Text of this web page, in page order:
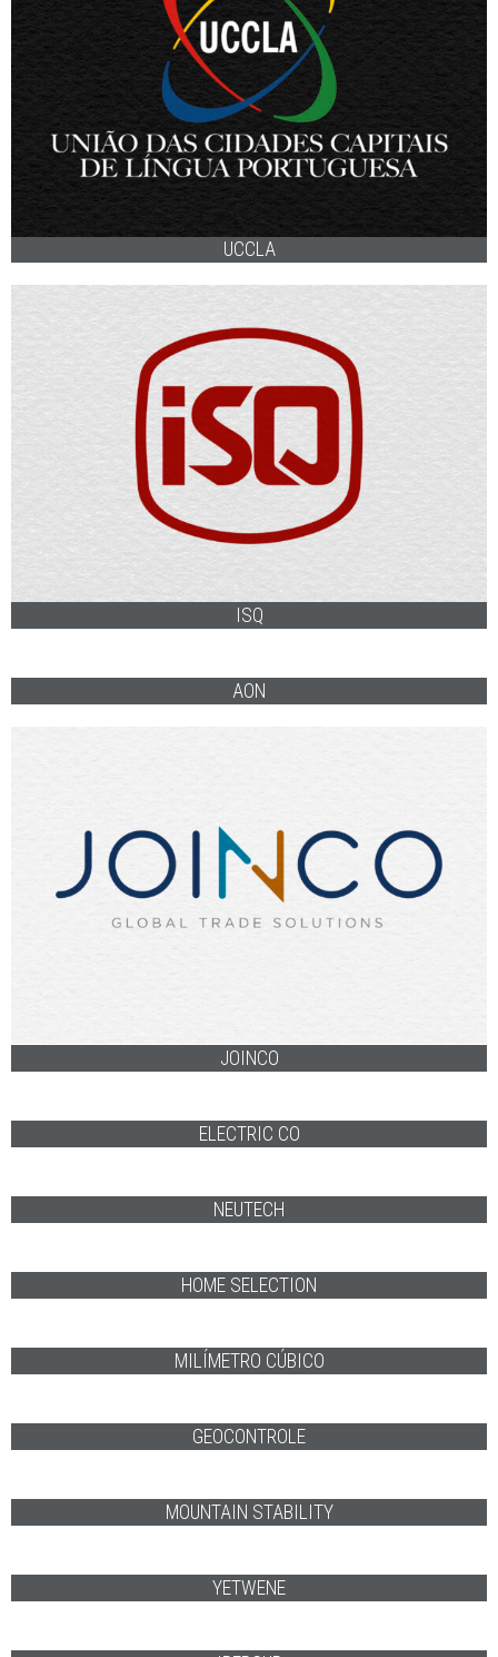
SERVIÇOS
CRIATIVIDADE E DESIGN
PRODUÇÃO GRÁFICA
IMPLEMENTAÇÃO
PROJECTOS
ISQ
AON
JOINCO